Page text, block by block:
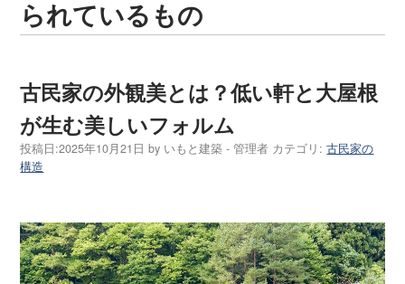
られているもの
古民家の外観美とは？低い軒と大屋根
が生む美しいフォルム
投稿日:2025年10月21日 by いもと建築 - 管理者 カテゴリ:古民家の
構造